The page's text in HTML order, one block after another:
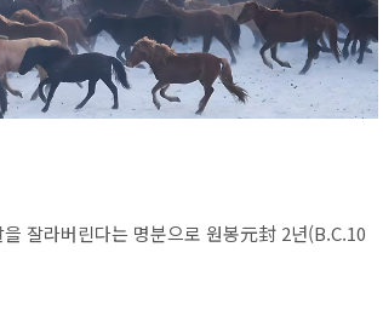
잘라버린다는 명분으로 원봉元封 2년(B.C.10